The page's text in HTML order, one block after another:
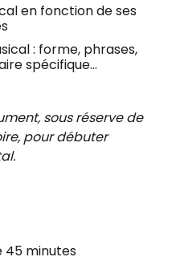
en fonction de ses
: forme, phrases,
spécifique…
sous réserve de
pour débuter
45 minutes